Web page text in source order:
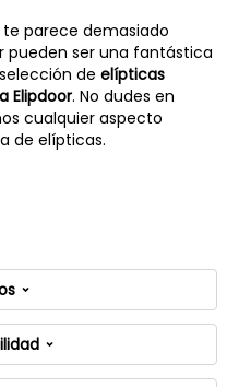
parece demasiado
pueden ser una fantástica
de elípticas
Elipdoor. No dudes en
cualquier aspecto
de elípticas.